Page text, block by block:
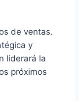
de ventas.
y
liderará la
próximos